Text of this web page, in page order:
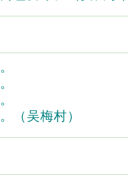
（吴梅村）